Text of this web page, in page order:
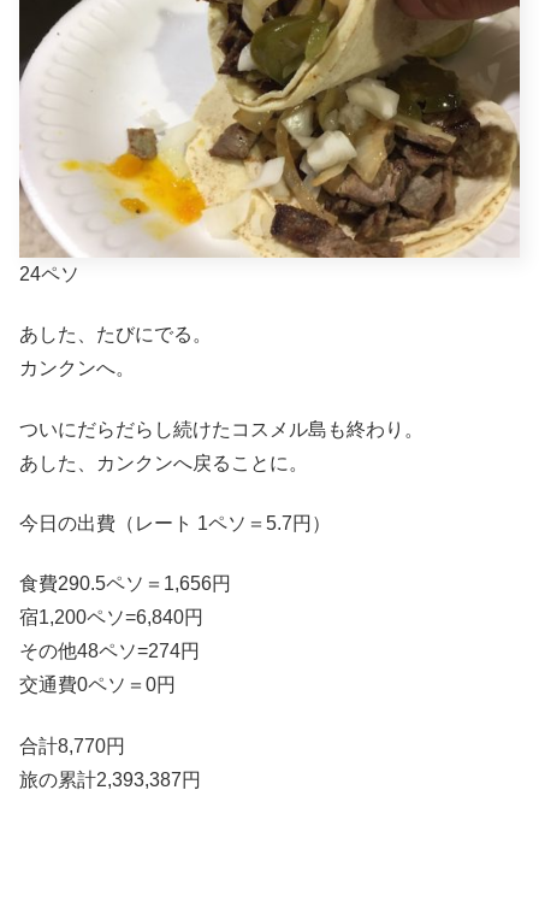
24ペソ
あした、たびにでる。
カンクンへ。
ついにだらだらし続けたコスメル島も終わり。
あした、カンクンへ戻ることに。
今日の出費（レート 1ペソ＝5.7円）
食費290.5ペソ＝1,656円
宿1,200ペソ=6,840円
その他48ペソ=274円
交通費0ペソ＝0円
合計8,770円
旅の累計2,393,387円